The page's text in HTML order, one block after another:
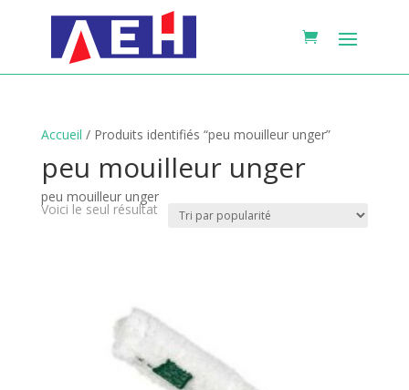
Accueil / Produits identifiés “peu mouilleur unger”
peu mouilleur unger
peu mouilleur unger
Voici le seul résultat